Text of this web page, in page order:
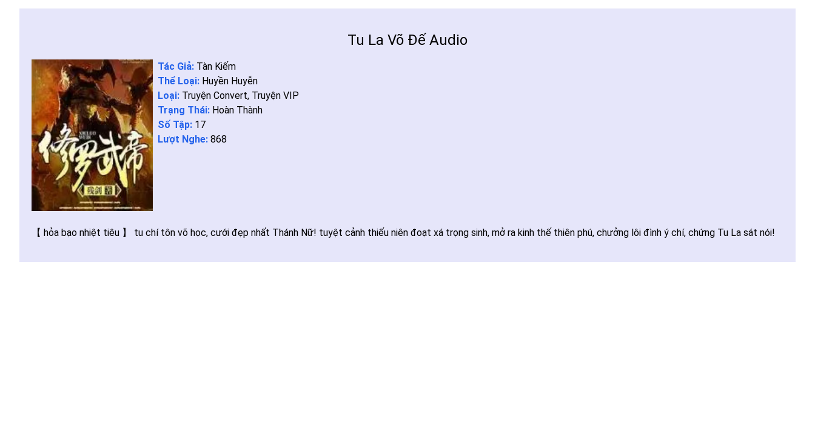
Tu La Võ Đế Audio
Tác Giả: Tàn Kiếm
Thể Loại: Huyền Huyễn
Loại: Truyện Convert, Truyện VIP
Trạng Thái: Hoàn Thành
Số Tập: 17
Lượt Nghe: 868
【 hỏa bạo nhiệt tiêu 】 tu chí tôn võ học, cưới đẹp nhất Thánh Nữ! tuyệt cảnh thiếu niên đoạt xá trọng sinh, mở ra kinh thế thiên phú, chưởng lôi đình ý chí, chứng Tu La sát nói!